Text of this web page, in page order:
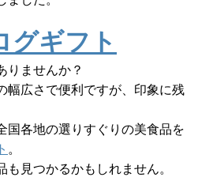
グギフト
りませんか？
幅広さで便利ですが、印象に残
国各地の選りすぐりの美食品を
。
見つかるかもしれません。